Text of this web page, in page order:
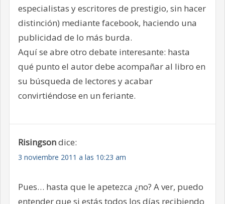
especialistas y escritores de prestigio, sin hacer
distinción) mediante facebook, haciendo una
publicidad de lo más burda.
Aquí se abre otro debate interesante: hasta
qué punto el autor debe acompañar al libro en
su búsqueda de lectores y acabar
convirtiéndose en un feriante.
Risingsondice:
3 noviembre 2011 a las 10:23 am
Pues… hasta que le apetezca ¿no? A ver, puedo
entender que si estás todos los días recibiendo